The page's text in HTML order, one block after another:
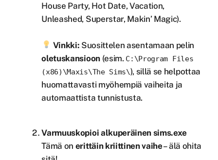
House Party, Hot Date, Vacation,
Unleashed, Superstar, Makin’ Magic).
Vinkki: Suosittelen asentamaan pelin
oletuskansioon(esim. C:\Program Files
(x86)\Maxis\The Sims\), sillä se helpottaa
huomattavasti myöhempiä vaiheita ja
automaattista tunnistusta.
Varmuuskopioi alkuperäinen sims.exe
Tämä on erittäin kriittinen vaihe– älä ohita